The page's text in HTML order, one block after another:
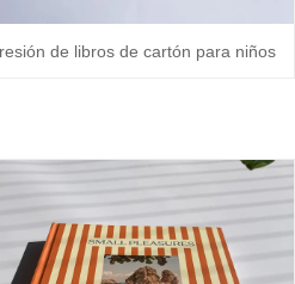
de libros de cartón para niños